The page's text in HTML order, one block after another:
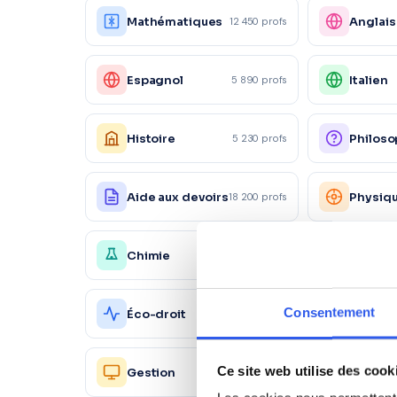
Consentement
Ce site web utilise des
Mathématiques 12 450 profs Anglais
Espagnol 5 890 profs Italien
Histoire 5 230 profs
Aide aux devoirs18 200 profs
Chimie
Éco-droit 1 560 profs
Action
Gestion 2 450 profs